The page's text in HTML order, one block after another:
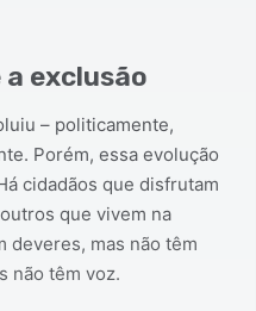
exclusão
– politicamente,
Porém, essa evolução
cidadãos que disfrutam
que vivem na
deveres, mas não têm
não têm voz.